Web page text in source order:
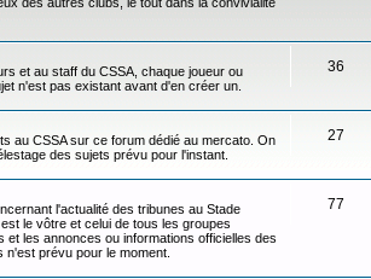
et au staff du CSSA, chaque joueur ou
n'est pas existant avant d'en créer un.
36
au CSSA sur ce forum dédié au mercato. On
des sujets prévu pour l'instant.
27
l'actualité des tribunes au Stade
le vôtre et celui de tous les groupes
les annonces ou informations officielles des
prévu pour le moment.
77